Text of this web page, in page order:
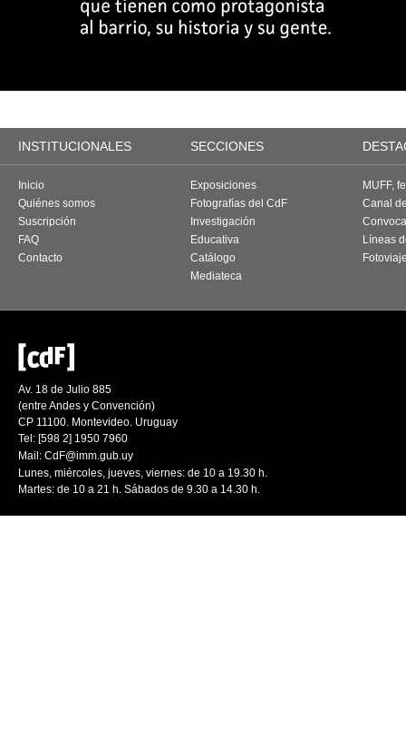
INSTITUCIONALES SECCIONES
Inicio
Quiénes somos
Suscripción
FAQ
Contacto
Exposiciones
Fotografías del CdF
Investigación
Educativa
Catálogo
Mediateca
MUFF,
Canal
Líneas
Av. 18 de Julio 885
(entre Andes y Convención)
CP 11100. Montevideo. Uruguay
Tel: [598 2] 1950 7960
Mail: CdF@imm.gub.uy
Lunes, miércoles, jueves, viernes: de 10 a 19.30 h.
Martes: de 10 a 21 h. Sábados de 9.30 a 14.30 h.